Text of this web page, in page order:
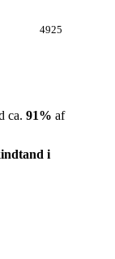
4925
ca. 91% af
i